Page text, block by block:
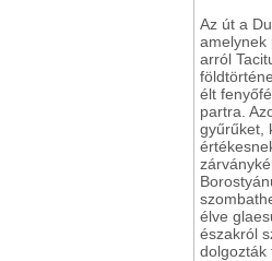
Az út a
amelynek
arról
élt
partra.
gyűrűket,
élve
északról
dolgozták